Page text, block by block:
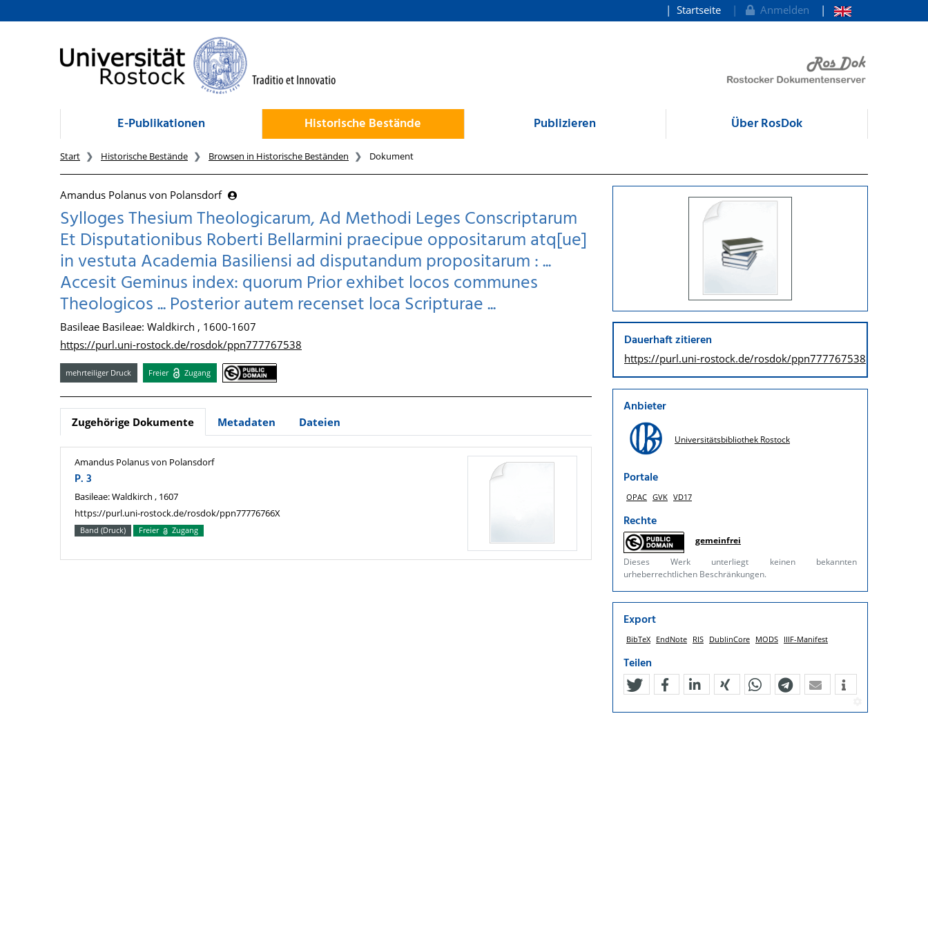
zum Inhalt
Startseite Anmelden
E-Publikationen Historische Bestände Publizieren Über RosDok
Start Historische Bestände Browsen in Historische Beständen Dokument
Amandus Polanus von Polansdorf
Sylloges Thesium Theologicarum, Ad Methodi Leges Conscriptarum
Et Disputationibus Roberti Bellarmini praecipue oppositarum atq[ue]
in vestuta Academia Basiliensi ad disputandum propositarum : ...
Accesit Geminus index: quorum Prior exhibet locos communes
Theologicos ... Posterior autem recenset loca Scripturae ...
Basileae Basileae: Waldkirch , 1600-1607
https://purl.uni-rostock.de/rosdok/ppn777767538
mehrteiliger Druck Freier Zugang
Zugehörige Dokumente Metadaten Dateien
Amandus Polanus von Polansdorf
P. 3
Basileae: Waldkirch , 1607
https://purl.uni-rostock.de/rosdok/ppn77776766X
Band (Druck) Freier Zugang
Dauerhaft zitieren
https://purl.uni-rostock.de/rosdok/ppn777767538
Anbieter
Universitätsbibliothek Rostock
Portale
OPAC GVK VD17
Rechte
gemeinfrei
Dieses Werk unterliegt keinen bekannten
urheberrechtlichen Beschränkungen.
Export
BibTeX EndNote RIS DublinCore MODS IIIF-Manifest
Teilen